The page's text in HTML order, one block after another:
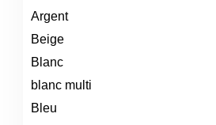
Argent
Beige
Blanc
blanc multi
Bleu